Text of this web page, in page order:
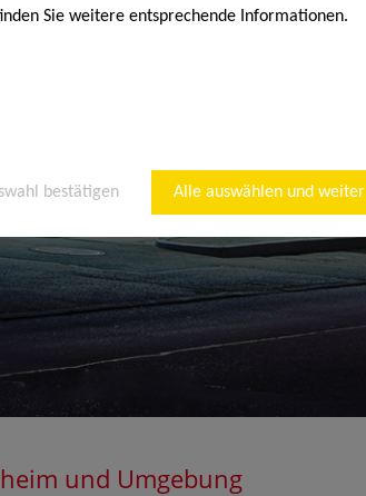
Sie weitere entsprechende Informationen.
bestätigen Alle auswählen und weiter
und Umgebung